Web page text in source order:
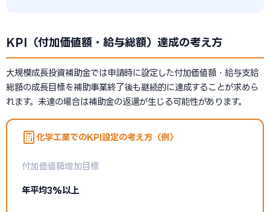
KPI（付加価値額・給与総額）達成の考え方
大規模成長投資補助金では申請時に設定した付加価値額・給与支給
総額の成長目標を補助事業終了後も継続的に達成することが求めら
れます。未達の場合は補助金の返還が生じる可能性があります。
化学工業でのKPI設定の考え方（例）
付加価値額増加目標
年平均3%以上